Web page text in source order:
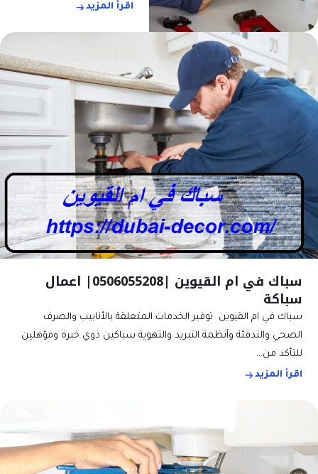
اقرأ المزيد
سباك في ام القيوين |0506055208| اعمال
سباكة
سباك في ام القيوين توفير الخدمات المتعلقة بالأنابيب والصرف
الصحي والتدفئة وأنظمة التبريد والتهوية سباكين ذوي خبرة ومؤهلين
للتأكد من…
اقرأ المزيد